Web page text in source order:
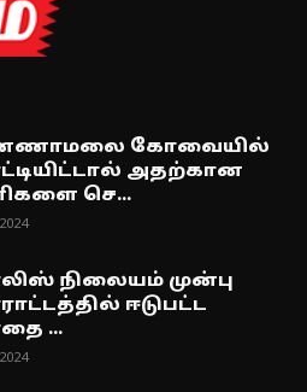
கோவையில்
அதற்கான
செ...
நிலையம் முன்பு
ஈடுபட்ட
...